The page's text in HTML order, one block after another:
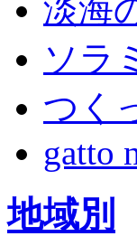
淡海
ソラ
つく
gatto
地域別